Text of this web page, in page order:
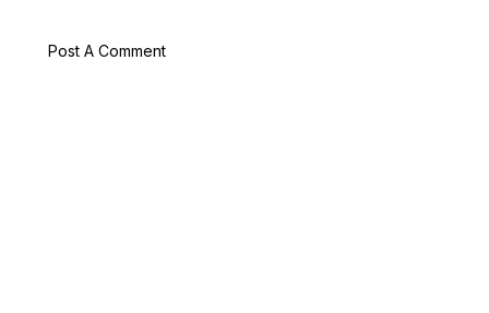
Post A Comment